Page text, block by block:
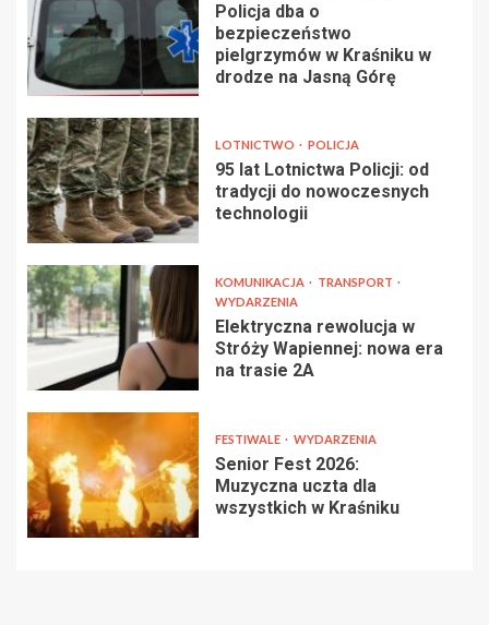
Policja dba o
bezpieczeństwo
pielgrzymów w Kraśniku w
drodze na Jasną Górę
LOTNICTWO POLICJA
95 lat Lotnictwa Policji: od
tradycji do nowoczesnych
technologii
KOMUNIKACJA
TRANSPORT
WYDARZENIA
Elektryczna rewolucja w
Stróży Wapiennej: nowa era
na trasie 2A
FESTIWALE WYDARZENIA
Senior Fest 2026:
Muzyczna uczta dla
wszystkich w Kraśniku